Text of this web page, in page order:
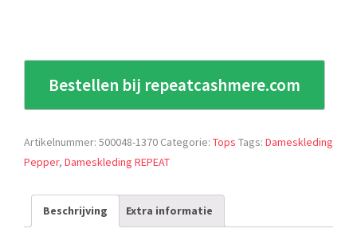
Bestellen bij repeatcashmere.com
Artikelnummer: 500048-1370 Categorie: Tops Tags: Dameskleding
Pepper, Dameskleding REPEAT
Beschrijving Extra informatie